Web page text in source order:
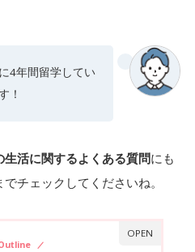
4年間留学してい
！
生活に関するよくある質問にも
チェックしてくださいね。